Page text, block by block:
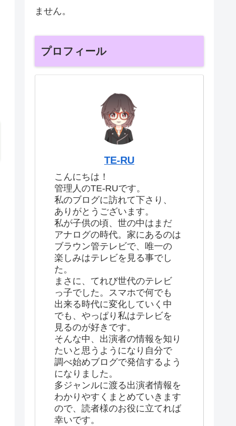
ません。
プロフィール
TE-RU
こんにちは！
管理人のTE-RUです。
私のブログに訪れて下さり、
ありがとうございます。
私が子供の頃、世の中はまだ
アナログの時代。家にあるのは
ブラウン管テレビで、唯一の
楽しみはテレビを見る事でし
た。
まさに、てれび世代のテレビ
っ子でした。スマホで何でも
出来る時代に変化していく中
でも、やっぱり私はテレビを
見るのが好きです。
そんな中、出演者の情報を知り
たいと思うようになり自分で
調べ始めブログで発信するよう
になりました。
多ジャンルに渡る出演者情報を
わかりやすくまとめていきます
ので、読者様のお役に立てれば
幸いです。